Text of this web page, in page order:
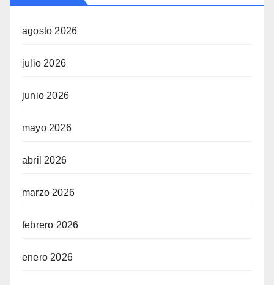
agosto 2026
julio 2026
junio 2026
mayo 2026
abril 2026
marzo 2026
febrero 2026
enero 2026